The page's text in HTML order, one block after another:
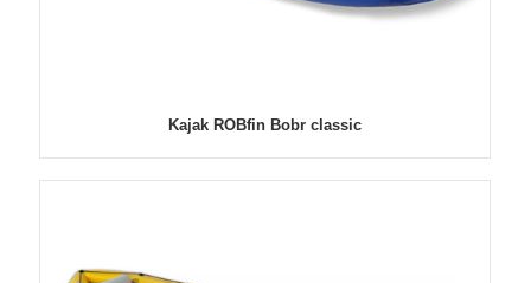
Kajak ROBfin Bobr classic